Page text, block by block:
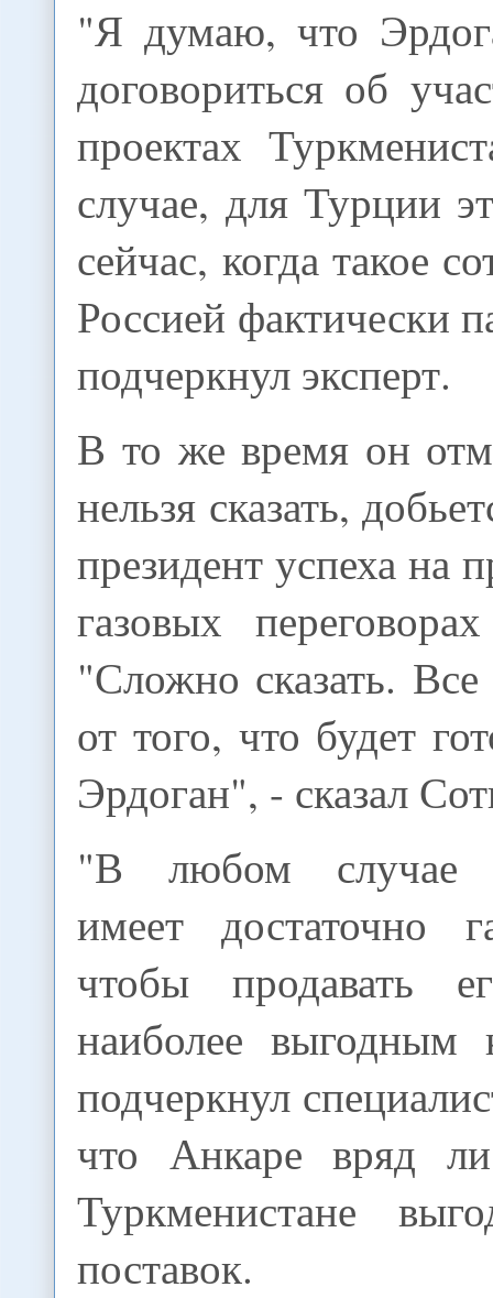
"Я думаю, что
договориться об
проектах
случае, для Турции
сейчас, когда такое
Россией фактически
подчеркнул эксперт.
В то же время он
нельзя сказать,
президент успеха на
газовых
"Сложно сказать. Все
от того, что будет
Эрдоган", - сказал
"В любом случае
имеет достаточно
чтобы продавать
наиболее выгодным
подчеркнул
что Анкаре вряд
Туркменистане
поставок.